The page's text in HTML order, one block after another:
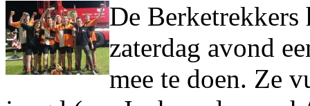
De Berketrekkers
zaterdag avond
mee te doen. Ze